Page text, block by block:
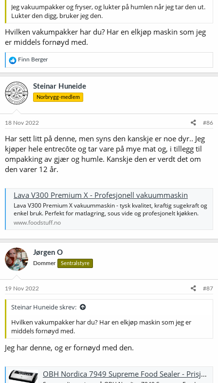
Jeg vakuumpakker og fryser, og lukter på humlen når jeg tar den ut.
Lukter den digg, bruker jeg den.
Hvilken vakumpakker har du? Har en elkjøp maskin som jeg
er middels fornøyd med.
R
e
a
k
s
j
o
e
Finn Berger
Steinar Huneide
Norbrygg-medlem
18 Nov 2022 #86
Har sett litt på denne, men syns den kanskje er noe dyr.. Jeg
kjøper hele entrecôte og tar vare på mye mat og, i tillegg til
ompakking av gjær og humle. Kanskje den er verdt det om
den varer 12 år.
Lava V300 Premium X - Profesjonell vakuummaskin
Lava V300 Premium X vakuummaskin - tysk kvalitet, kraftig sugekraft og
enkel bruk. Perfekt for matlagring, sous vide og profesjonelt kjøkken.
www.foodstuff.no
Jørgen O
Dommer Sentralstyre
19 Nov 2022 #87
Steinar Huneide skrev:
Hvilken vakumpakker har du? Har en elkjøp maskin som jeg er
middels fornøyd med.
Jeg har denne, og er fornøyd med den.
OBH Nordica 7949 Supreme Food Sealer - Prisjakt